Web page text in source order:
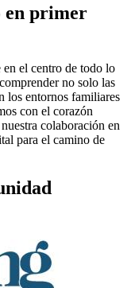
en primer
en el centro de todo lo
no solo las
los entornos familiares
con el corazón
colaboración en
para el camino de